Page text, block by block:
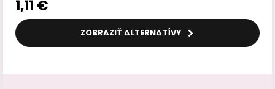
1,11 €
ZOBRAZIŤ ALTERNATÍVY